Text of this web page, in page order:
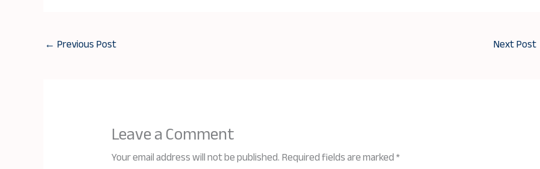
← Previous Post Next Post
Leave a Comment
Your email address will not be published.Required fields are marked*